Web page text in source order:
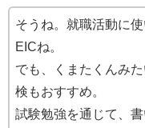
そうね。就職活動に
EICね。
でも、くまたくんみ
検もおすすめ。
試験勉強を通じて、